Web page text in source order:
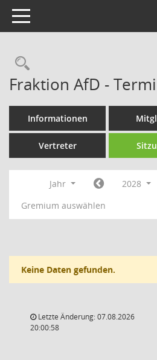
Toggle navigation
Rechercheauswahl
Fraktion AfD -
Informationen
Vertreter
Jahr
2028
Gremium auswählen
Keine Daten gefunden.
Letzte Änderung: 07.08.2026
20:00:58